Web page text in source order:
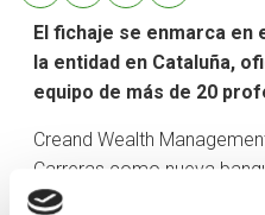
El fichaje se enmarca en
la entidad en Cataluña,
equipo de más de 20
Creand Wealth
Carreras como nueva
de Barcelona, un fichaje